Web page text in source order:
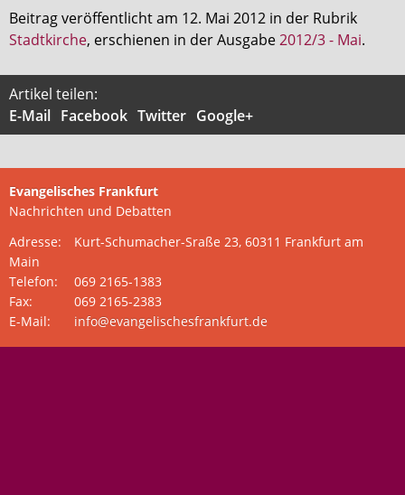
Meinungen
Menschen
Stadtkirche
Aktuelle Printausgabe
Download
Informationen
Aus (nicht nur) Frankfurter Blogs
Videos
Beitrag veröffentlicht am 12. Mai 2012 in der Rubrik
Stadtkirche, erschienen in der Ausgabe2012/3 - Mai.
Artikel teilen:
E-Mail Facebook Twitter Google+
Evangelisches Frankfurt
Nachrichten und Debatten
Adresse:
Kurt-Schumacher-Sraße 23, 60311 Frankfurt am
Main
Telefon:
069 2165-1383
Fax:
069 2165-2383
E-Mail:
info@evangelischesfrankfurt.de